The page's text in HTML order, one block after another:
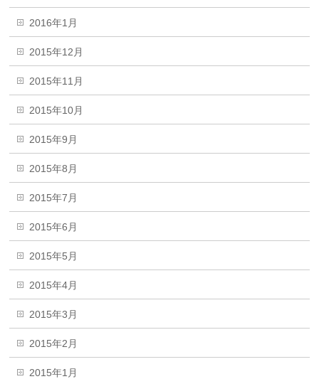
2016年1月
2015年12月
2015年11月
2015年10月
2015年9月
2015年8月
2015年7月
2015年6月
2015年5月
2015年4月
2015年3月
2015年2月
2015年1月